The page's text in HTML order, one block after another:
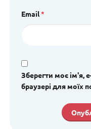
Email*
Зберегти моє ім'я,
браузері для моїх